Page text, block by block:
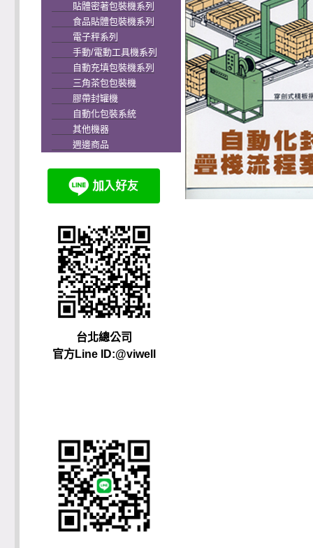
貼體密著包裝機系列
食品貼體包裝機系列
電子秤系列
手動/電動工具機系列
自動充填包裝機系列
三角茶包包裝機
膠帶封罐機
自動化包裝系統
其他機器
週邊商品
台北總公司
官方Line ID:@viwell